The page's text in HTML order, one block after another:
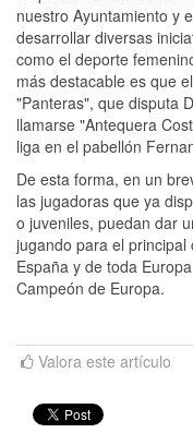
nuestro Ayuntamiento y
desarrollar diversas
como el deporte
más destacable es que
"Panteras", que disputa
llamarse "Antequera
liga en el pabellón
De esta forma, en un
las jugadoras que ya
o juveniles, puedan dar
jugando para el
España y de toda
Campeón de Europa.
Valora este artículo